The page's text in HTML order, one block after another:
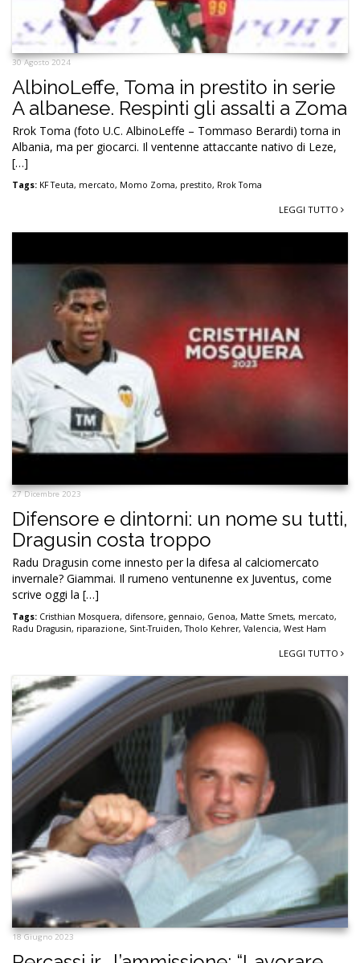
30 Agosto 2024
AlbinoLeffe, Toma in prestito in serie
A albanese. Respinti gli assalti a Zoma
Rrok Toma (foto U.C. AlbinoLeffe – Tommaso Berardi) torna in
Albania, ma per giocarci. Il ventenne attaccante nativo di Leze,
[…]
Tags: KF Teuta, mercato, Momo Zoma, prestito, Rrok Toma
LEGGI TUTTO
27 Dicembre 2023
Difensore e dintorni: un nome su tutti,
Dragusin costa troppo
Radu Dragusin come innesto per la difesa al calciomercato
invernale? Giammai. Il rumeno ventunenne ex Juventus, come
scrive oggi la […]
Tags: Cristhian Mosquera, difensore, gennaio, Genoa, Matte Smets, mercato,
Radu Dragusin, riparazione, Sint-Truiden,Tholo Kehrer, Valencia, West Ham
LEGGI TUTTO
18 Giugno 2023